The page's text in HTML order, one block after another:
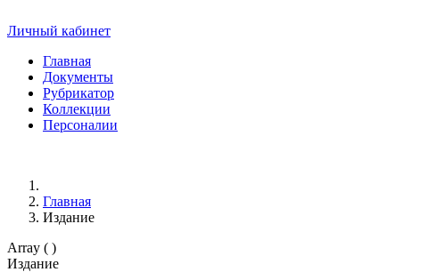
Личный кабинет
Главная
Документы
Рубрикатор
Коллекции
Персоналии
Главная
Издание
Array ( )
Издание